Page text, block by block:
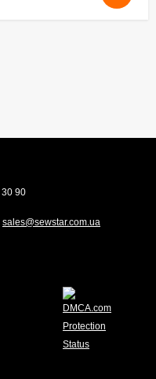
90
sales@sewstar.com.ua